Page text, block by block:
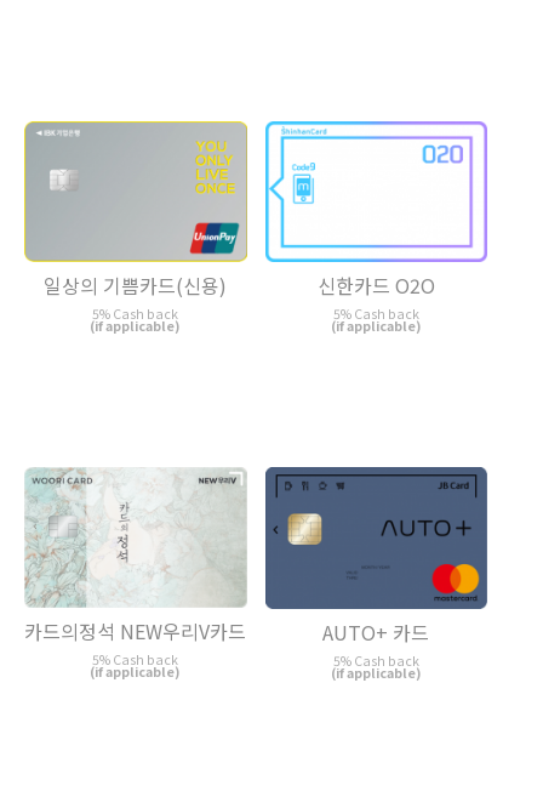
일상의 기쁨카드(신용)
5% Cash back
(if applicable)
신한카드 O2O
5% Cash back
(if applicable)
카드의정석 NEW우리V카드
5% Cash back
(if applicable)
AUTO+ 카드
5% Cash back
(if applicable)